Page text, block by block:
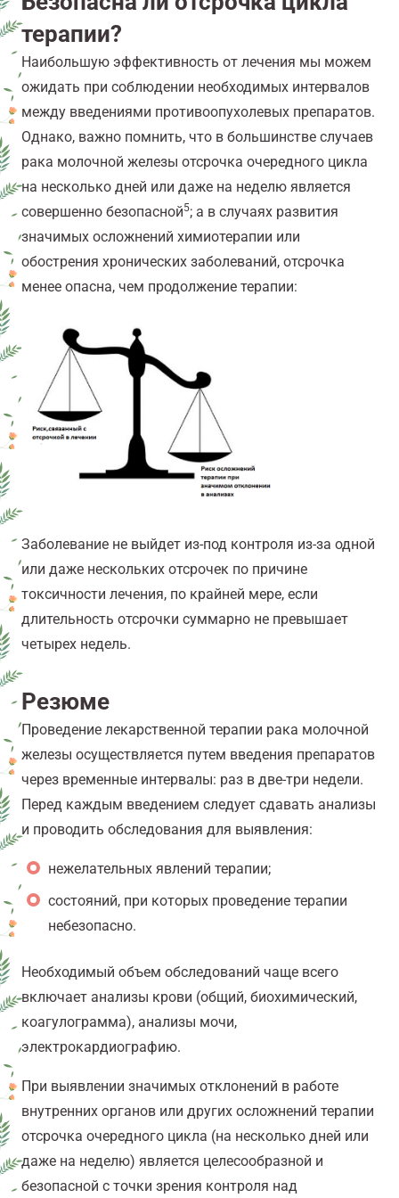
терапии?
Наибольшую эффективность от лечения мы можем
ожидать при соблюдении необходимых интервалов
между введениями противоопухолевых препаратов.
Однако, важно помнить, что в большинстве случаев
рака молочной железы отсрочка очередного цикла
на несколько дней или даже на неделю является
совершенно безопасной5; а в случаях развития
значимых осложнений химиотерапии или
обострения хронических заболеваний, отсрочка
менее опасна, чем продолжение терапии:
Заболевание не выйдет из-под контроля из-за одной
или даже нескольких отсрочек по причине
токсичности лечения, по крайней мере, если
длительность отсрочки суммарно не превышает
четырех недель.
Резюме
Проведение лекарственной терапии рака молочной
железы осуществляется путем введения препаратов
через временные интервалы: раз в две-три недели.
Перед каждым введением следует сдавать анализы
и проводить обследования для выявления:
нежелательных явлений терапии;
состояний, при которых проведение терапии
небезопасно.
Необходимый объем обследований чаще всего
включает анализы крови (общий, биохимический,
коагулограмма), анализы мочи,
электрокардиографию.
При выявлении значимых отклонений в работе
внутренних органов или других осложнений терапии
отсрочка очередного цикла (на несколько дней или
даже на неделю) является целесообразной и
безопасной с точки зрения контроля над